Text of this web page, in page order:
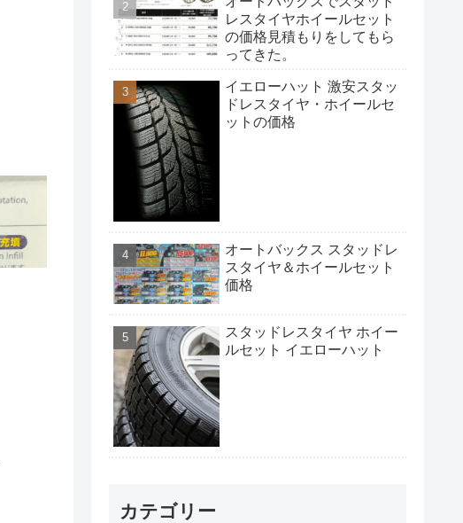
レスタイヤホイールセット
の価格見積もりをしてもら
ってきた。
イエローハット 激安スタッ
ドレスタイヤ・ホイールセ
ットの価格
オートバックス スタッドレ
スタイヤ＆ホイールセット
価格
スタッドレスタイヤ ホイー
ルセット イエローハット
カテゴリー